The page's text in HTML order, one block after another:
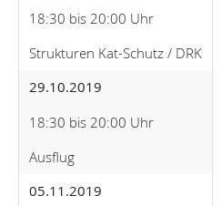
18:30 bis 20:00 Uhr
Strukturen Kat-Schutz / DRK
29.10.2019
18:30 bis 20:00 Uhr
Ausflug
05.11.2019